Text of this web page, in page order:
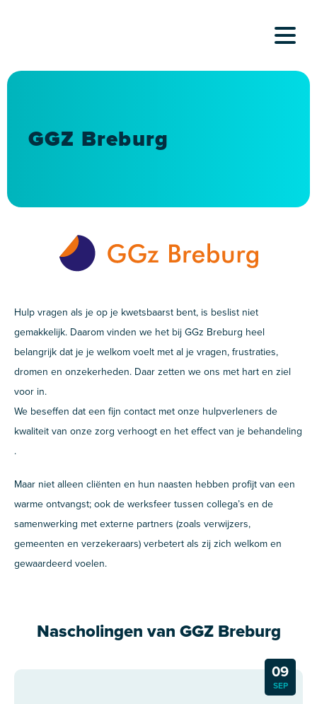
GGZ Breburg
Hulp vragen als je op je kwetsbaarst bent, is beslist niet
gemakkelijk. Daarom vinden we het bij GGz Breburg heel
belangrijk dat je je welkom voelt met al je vragen, frustraties,
dromen en onzekerheden. Daar zetten we ons met hart en ziel
voor in.
We beseffen dat een fijn contact met onze hulpverleners de
kwaliteit van onze zorg verhoogt en het effect van je behandeling
.
Maar niet alleen cliënten en hun naasten hebben profijt van een
warme ontvangst; ook de werksfeer tussen collega’s en de
samenwerking met externe partners (zoals verwijzers,
gemeenten en verzekeraars) verbetert als zij zich welkom en
gewaardeerd voelen.
Nascholingen van GGZ Breburg
09
SEP